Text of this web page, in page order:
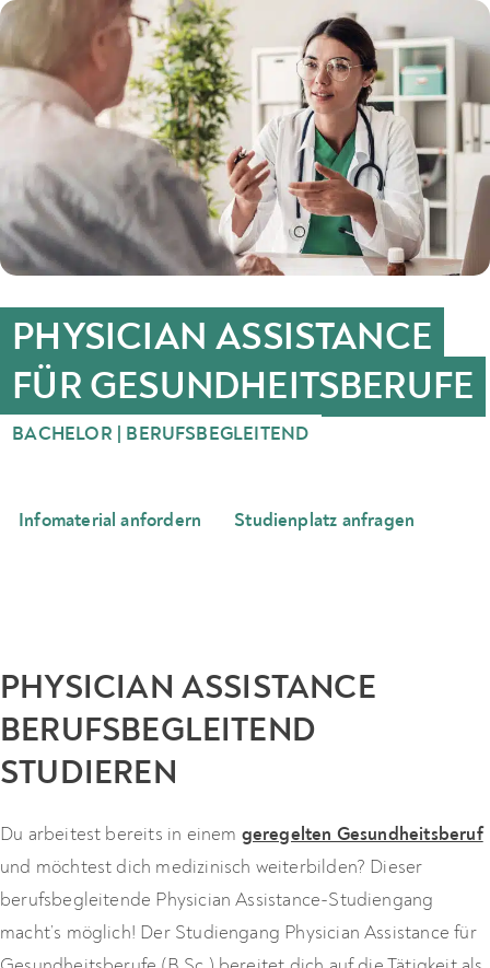
PHYSICIAN ASSISTANCE
FÜR GESUNDHEITSBERUFE
BACHELOR | BERUFSBEGLEITEND
Infomaterial anfordern Studienplatz anfragen
PHYSICIAN ASSISTANCE
BERUFSBEGLEITEND
STUDIEREN
Du arbeitest bereits in einem geregelten Gesundheitsberuf
und möchtest dich medizinisch weiterbilden? Dieser
berufsbegleitende Physician Assistance-Studiengang
macht’s möglich! Der Studiengang Physician Assistance für